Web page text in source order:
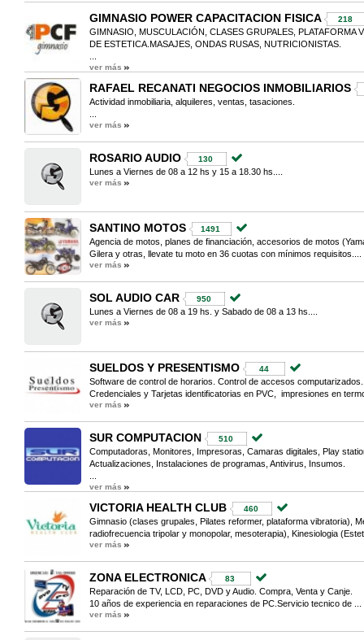
GIMNASIO POWER CAPACITACION FISICA 218
GIMNASIO, MUSCULACIÓN, CLASES GRUPALES, PLATAFORMA
DE ESTETICA.MASAJES, ONDAS RUSAS, NUTRICIONISTAS.
ver más
RAFAEL RECANATI NEGOCIOS INMOBILIARIOS
Actividad inmobiliaria, alquileres, ventas, tasaciones.
ver más
ROSARIO AUDIO 130
Lunes a Viernes de 08 a 12 hs y 15 a 18.30 hs....
ver más
SANTINO MOTOS 1491
Agencia de motos, planes de financiación, accesorios de motos
Gilera y otras, llevate tu moto en 36 cuotas con mínimos requisitos....
ver más
SOL AUDIO CAR 950
Lunes a Viernes de 08 a 19 hs. y Sabado de 08 a 13 hs....
ver más
SUELDOS Y PRESENTISMO 44
Software de control de horarios. Control de accesos
Credenciales y Tarjetas identificatorias en PVC, impresiones en
ver más
SUR COMPUTACION 510
Computadoras, Monitores, Impresoras, Camaras digitales, Play
Actualizaciones, Instalaciones de programas, Antivirus, Insumos.
ver más
VICTORIA HEALTH CLUB 460
Gimnasio (clases grupales, Pilates reformer, plataforma vibratoria),
radiofrecuencia tripolar y monopolar, mesoterapia), Kinesiologia
ver más
ZONA ELECTRONICA 83
Reparación de TV, LCD, PC, DVD y Audio. Compra, Venta y Canje.
10 años de experiencia en reparaciones de PC.Servicio tecnico de ...
ver más